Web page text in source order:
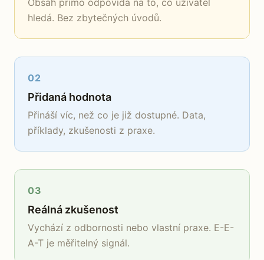
Obsah přímo odpovídá na to, co uživatel
hledá. Bez zbytečných úvodů.
02
Přidaná hodnota
Přináší víc, než co je již dostupné. Data,
příklady, zkušenosti z praxe.
03
Reálná zkušenost
Vychází z odbornosti nebo vlastní praxe. E-E-
A-T je měřitelný signál.